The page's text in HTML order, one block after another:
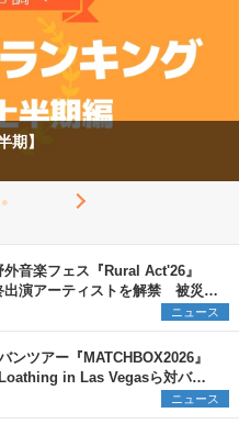
音楽フェス『Rural Act'26』
出演アーティストを解禁 被災地
始動も発表
ニュース
ツアー『MATCHBOX2026』
in Las Vegasら対バン
解禁
ニュース